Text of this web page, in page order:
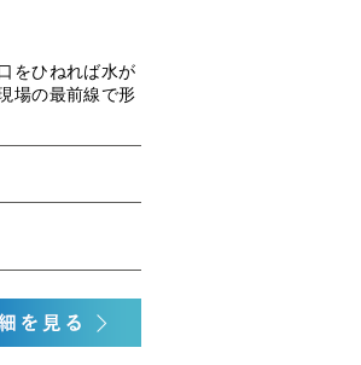
をひねれば水が
場の最前線で形